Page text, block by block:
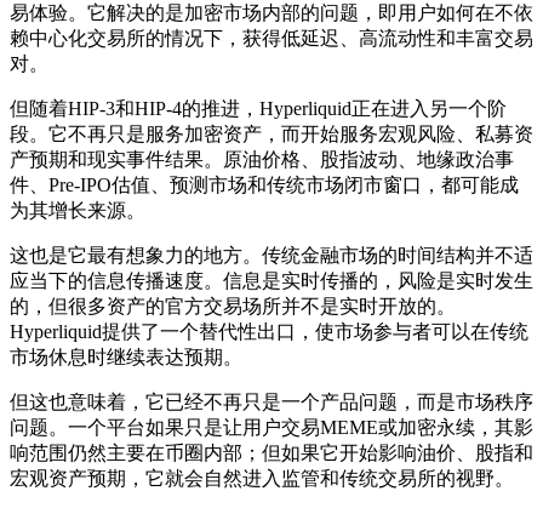
易体验。它解决的是加密市场内部的问题，即用户如何在不依
赖中心化交易所的情况下，获得低延迟、高流动性和丰富交易
对。
但随着HIP-3和HIP-4的推进，Hyperliquid正在进入另一个阶
段。它不再只是服务加密资产，而开始服务宏观风险、私募资
产预期和现实事件结果。原油价格、股指波动、地缘政治事
件、Pre-IPO估值、预测市场和传统市场闭市窗口，都可能成
为其增长来源。
这也是它最有想象力的地方。传统金融市场的时间结构并不适
应当下的信息传播速度。信息是实时传播的，风险是实时发生
的，但很多资产的官方交易场所并不是实时开放的。
Hyperliquid提供了一个替代性出口，使市场参与者可以在传统
市场休息时继续表达预期。
但这也意味着，它已经不再只是一个产品问题，而是市场秩序
问题。一个平台如果只是让用户交易MEME或加密永续，其影
响范围仍然主要在币圈内部；但如果它开始影响油价、股指和
宏观资产预期，它就会自然进入监管和传统交易所的视野。